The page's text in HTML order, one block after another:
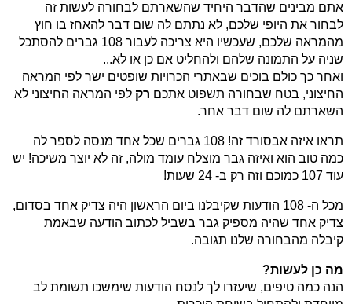
אתם מבינים שהדבר היחיד שהשארתם לבחורה לעשות זה
לבחור את היופי שלכם, לא נתתם לה שום דבר להאחז בו חוץ
מהמראה שלכם, שעכשיו היא צריכה לעבור 108 גברים להסתכל
שניה על התמונה שלהם ולהחליט אם כן או לא...
ואחר כך כולם בוכים שבאתרי הכרויות שופטים ישר לפי המראה
החיצוני, בטח שבחורה תשפוט אתכם רק לפי המראה החיצוני לא
השארתם לה שום דבר אחר.
תראו איזה אבסורד זה! 108 גברים שכל אחד מנסה לספר לה
כמה טוב הוא ואיזה גבר מוצלח עומד מולה, זה לא יוצר משיכה! יש
עוד 107 כמוכם וזה רק ב- 24 שעות!
מכל ה- 108 הודעות שקיבלנו ביום הראשון היה צדיק אחד בסדום,
צדיק אחד שהיה מספיק גבר בשביל לכתוב הודעה שבאמת
קיבלה מהבחורה שלנו תגובה.
מה כן לעשות?
הנה כמה טיפים, שיעזרו לך לנסח הודעות שימשכו תשומת לב